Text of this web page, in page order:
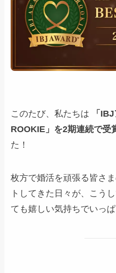
このたび、私たちは
「
ROOKIE」を2期連続で受
た！
枚方で婚活を頑張る皆さ
トしてきた日々が、こう
ても嬉しい気持ちでいっぱ